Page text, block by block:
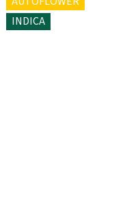
INDICA